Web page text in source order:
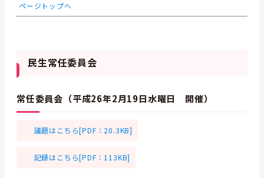
ページトップへ
民生常任委員会
常任委員会（平成26年2月19日水曜日 開催）
議題はこちら[PDF：20.3KB]
記録はこちら[PDF：113KB]